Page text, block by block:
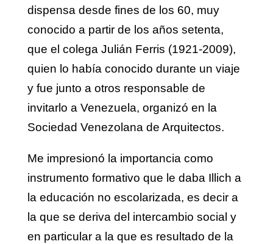
dispensa desde fines de los 60, muy
conocido a partir de los años setenta,
que el colega Julián Ferris (1921-2009),
quien lo había conocido durante un viaje
y fue junto a otros responsable de
invitarlo a Venezuela, organizó en la
Sociedad Venezolana de Arquitectos.
Me impresionó la importancia como
instrumento formativo que le daba Illich a
la educación no escolarizada, es decir a
la que se deriva del intercambio social y
en particular a la que es resultado de la